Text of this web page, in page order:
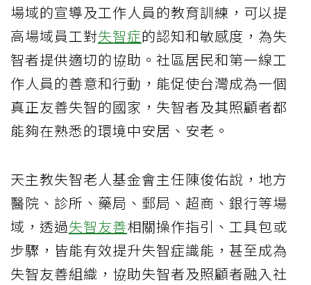
場域的宣導及工作人員的教育訓練，可以提
高場域員工對失智症的認知和敏感度，為失
智者提供適切的協助。社區居民和第一線工
作人員的善意和行動，能促使台灣成為一個
真正友善失智的國家，失智者及其照顧者都
能夠在熟悉的環境中安居、安老。
天主教失智老人基金會主任陳俊佑說，地方
醫院、診所、藥局、郵局、超商、銀行等場
域，透過失智友善相關操作指引、工具包或
步驟，皆能有效提升失智症識能，甚至成為
失智友善組織，協助失智者及照顧者融入社